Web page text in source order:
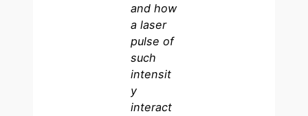
and how
a laser
pulse of
such
intensit
y
interact